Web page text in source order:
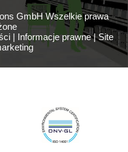
GmbH Wszelkie prawa
| Informacje prawne|Site